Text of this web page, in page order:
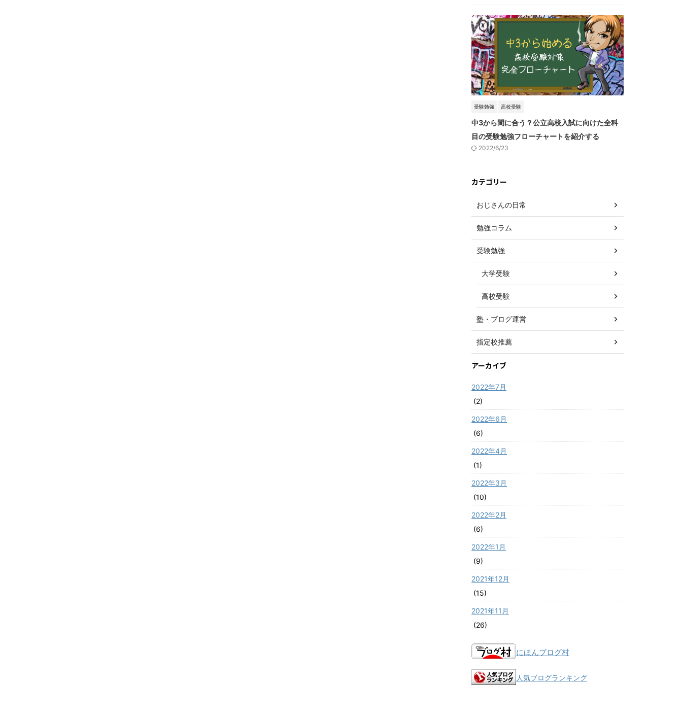
受験勉強 高校受験
中3から間に合う？公立高校入試に向けた全科
目の受験勉強フローチャートを紹介する
2022/6/23
カテゴリー
おじさんの日常
勉強コラム
受験勉強
大学受験
高校受験
塾・ブログ運営
指定校推薦
アーカイブ
2022年7月
(2)
2022年6月
(6)
2022年4月
(1)
2022年3月
(10)
2022年2月
(6)
2022年1月
(9)
2021年12月
(15)
2021年11月
(26)
にほんブログ村
人気ブログランキング